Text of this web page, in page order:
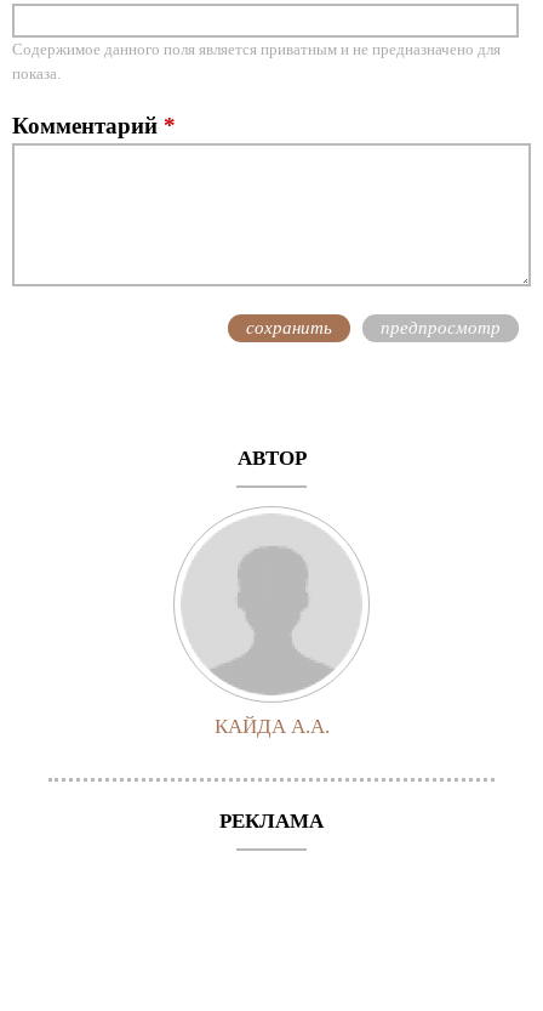
Содержимое данного поля является приватным и не предназначено для
показа.
Комментарий *
АВТОР
КАЙДА А.А.
РЕКЛАМА